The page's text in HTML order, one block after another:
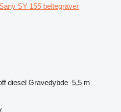
Sany SY 155 beltegraver
diesel Gravedybde 5,5 m